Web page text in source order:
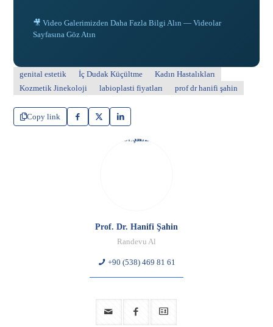
🎥 Video Galerimizden Daha Fazla Bilgi Alın — Videolar
Sayfasına Göz Atın
genital estetik İç Dudak Küçültme
Kadın Hastalıkları
Kozmetik Jinekoloji
labioplasti fiyatları prof dr hanifi şahin
Copy link
Prof. Dr. Hanifi Şahin
Randevu Al
+90 (538) 469 81 61